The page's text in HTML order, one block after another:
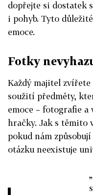
dopřejte si dostatek
i pohyb. Tyto
emoce.
Fotky
Každý majitel
soužití předměty,
emoce – fotografie a
hračky. Jak s těmito
pokud nám
otázku neexistuje